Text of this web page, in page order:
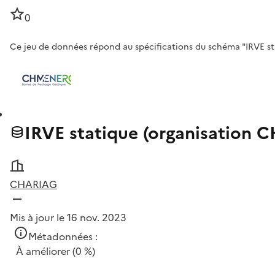
0
Ce jeu de données répond au spécifications du schéma "IRVE
IRVE statique (organisation
CHARIAG
Mis à jour le 16 nov. 2023
Métadonnées :
À améliorer(0 %)